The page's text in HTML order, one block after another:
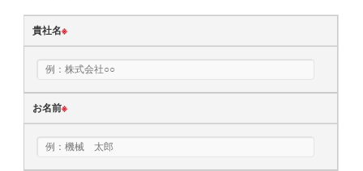
貴社名※
お名前※